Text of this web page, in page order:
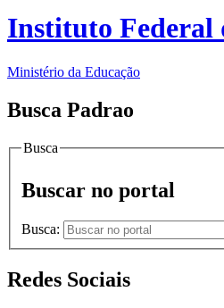
Instituto Federal
Ministério da Educação
Busca Padrao
Busca
Buscar no portal
Busca:
Redes Sociais